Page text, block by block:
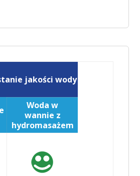
jakości wody
Woda w
wannie z
hydromasażem